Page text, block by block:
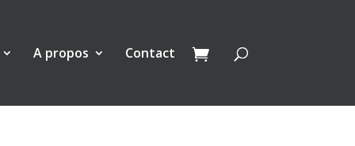
A propos Contact